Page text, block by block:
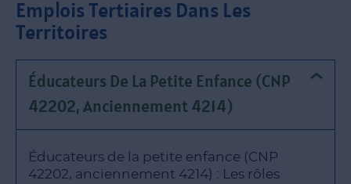
Emplois Tertiaires Dans Les
Territoires
Éducateurs De La Petite Enfance (CNP
42202, Anciennement 4214)
Éducateurs de la petite enfance (CNP
42202, anciennement 4214) : Les rôles